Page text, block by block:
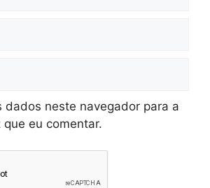
dados neste navegador para a
que eu comentar.